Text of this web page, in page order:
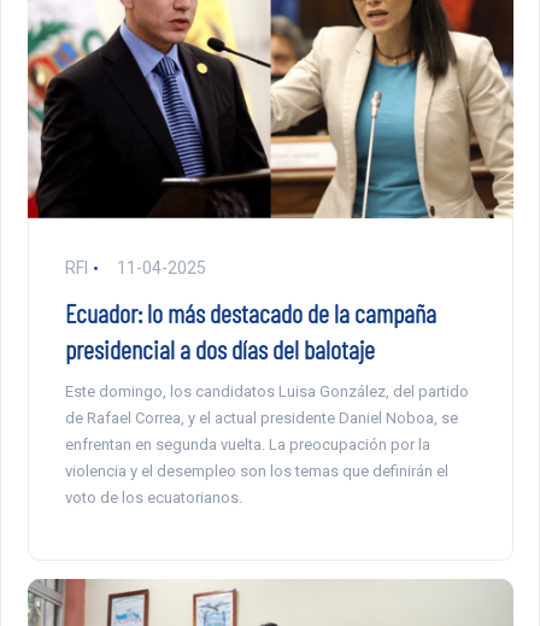
RFI 11-04-2025
Ecuador: lo más destacado de la campaña
presidencial a dos días del balotaje
Este domingo, los candidatos Luisa González, del partido
de Rafael Correa, y el actual presidente Daniel Noboa, se
enfrentan en segunda vuelta. La preocupación por la
violencia y el desempleo son los temas que definirán el
voto de los ecuatorianos.